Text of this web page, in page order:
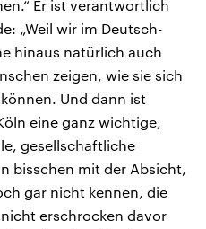
Er ist verantwortlich
„Weil wir im Deutsch-
hinaus natürlich auch
zeigen, wie sie sich
Und dann ist
eine ganz wichtige,
gesellschaftliche
bisschen mit der Absicht,
gar nicht kennen, die
erschrocken davor